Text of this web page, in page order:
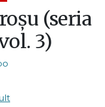
(seria
3)